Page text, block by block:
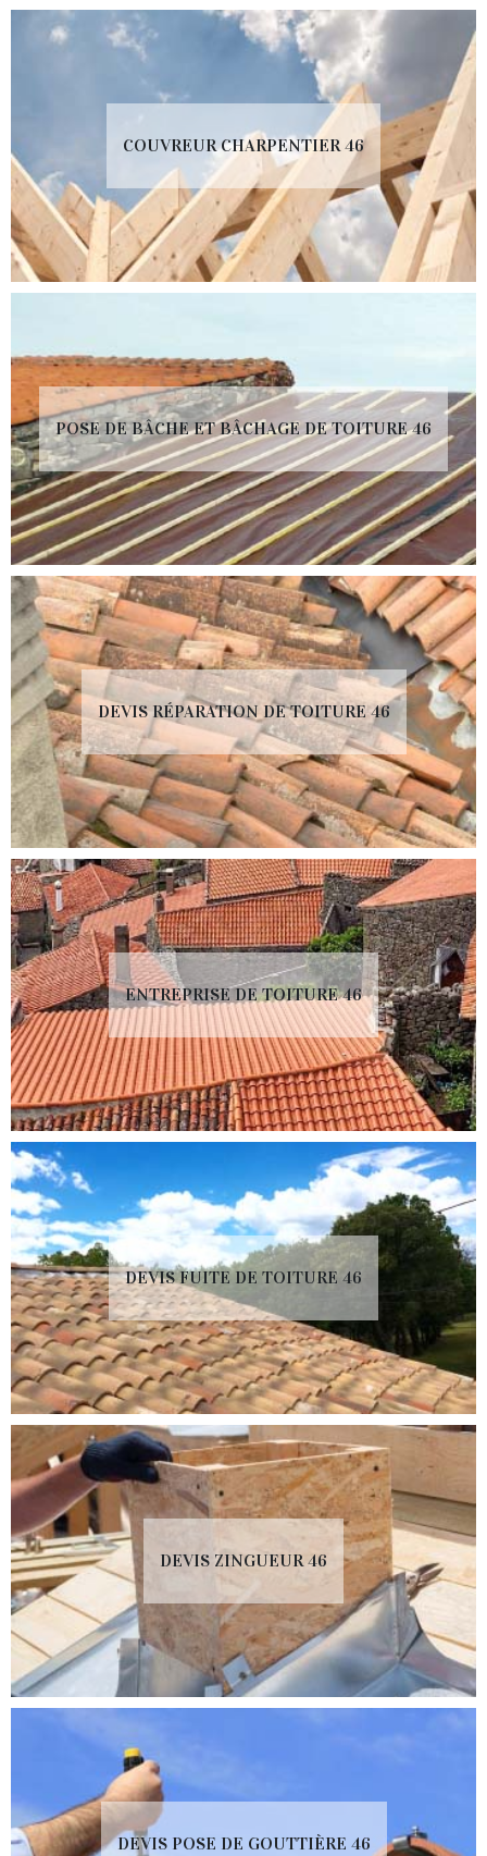
COUVREUR CHARPENTIER 46
POSE DE BÂCHE ET BÂCHAGE DE TOITURE 46
DEVIS RÉPARATION DE TOITURE 46
ENTREPRISE DE TOITURE 46
DEVIS FUITE DE TOITURE 46
DEVIS ZINGUEUR 46
DEVIS POSE DE GOUTTIÈRE 46